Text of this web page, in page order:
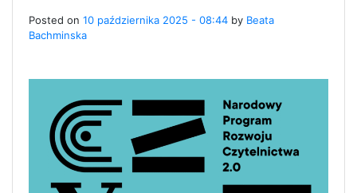
Posted on 10 października 2025 - 08:44 by Beata
Bachminska